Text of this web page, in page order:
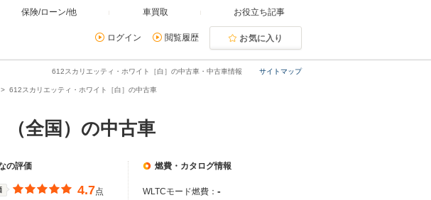
保険/ローン/他 車買取 お役立ち記事
ログイン 閲覧履歴 お気に入り
サイトマップ
612スカリエッティ・ホワイト［白］の中古車・中古車情報
612スカリエッティ・ホワイト［白］の中古車
全国）の中古車
の評価
4.7点
燃費・カタログ情報
WLTCモード燃費： -